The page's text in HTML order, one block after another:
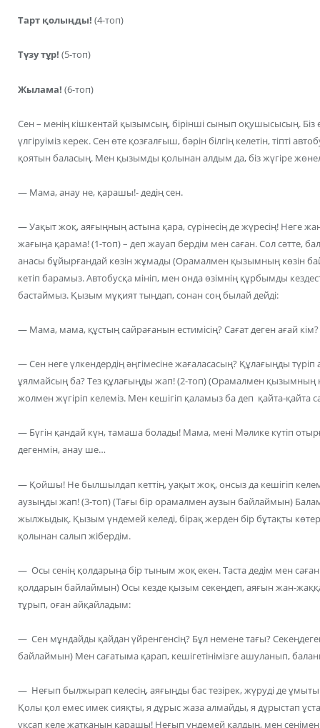
Тарт қолыңды! (4-топ)
Түзу тұр! (5-топ)
Жылама! (6-топ)
Сен – менің кішкентай қызымсың, бірінші сынып оқушысысың. Біз
үлгіруіміз керек. Сен өте қозғалғыш, бәрін білгің келетін, тіпті
қоятын баласың. Мен қызымды қолынан алдым да, біз жүгіре
— Мама, анау не, қарашы!- дедің сен.
— Уақыт жоқ, аяғыңның астына қара, сүрінесің де жүресің! Неге
жағыңа қарама! (1-топ) – деп жауап бердім мен саған. Сол сәтте,
анасы бұйырғандай көзін жұмады (Орамалмен қызымның көзін
кетіп барамыз. Автобусқа мініп, мен онда өзімнің құрбымды
бастаймыз. Қызым мұқият тыңдап, сонан соң былай дейді:
— Мама, мама, құстың сайрағанын естимісің? Сағат деген ағай кім?
— Сен неге үлкендердің әңгімесіне жағаласасың? Құлағыңды түріп
ұялмайсың ба? Тез құлағыңды жап! (2-топ) (Орамалмен қызымның
жолмен жүгіріп келеміз. Мен кешігіп қаламыз ба деп қайта-қайта
— Бүгін қандай күн, тамаша болады! Мама, мені Мәлике күтіп
дегенмін, анау ше…
— Қойшы! Не былшылдап кеттің, уақыт жоқ, онсыз да кешігіп
аузыңды жап! (3-топ) (Тағы бір орамалмен аузын байлаймын)
жылжыдық. Қызым үндемей келеді, бірақ жерден бір бұтақты
қолынан салып жібердім.
— Осы сенің қолдарыңа бір тыным жоқ екен. Таста дедім мен
қолдарын байлаймын) Осы кезде қызым секеңдеп, аяғын жан-
тұрып, оған айқайладым:
— Сен мұндайды қайдан үйренгенсің? Бұл немене тағы?
байлаймын) Мен сағатыма қарап, кешігетінімізге ашуланып,
— Неғып былжырап келесің, аяғыңды бас тезірек, жүруді де
Қолы қол емес имек сияқты, я дұрыс жаза алмайды, я дұрыстап
ұқсап келе жатқанын қарашы! Неғып үндемей қалдың, мен